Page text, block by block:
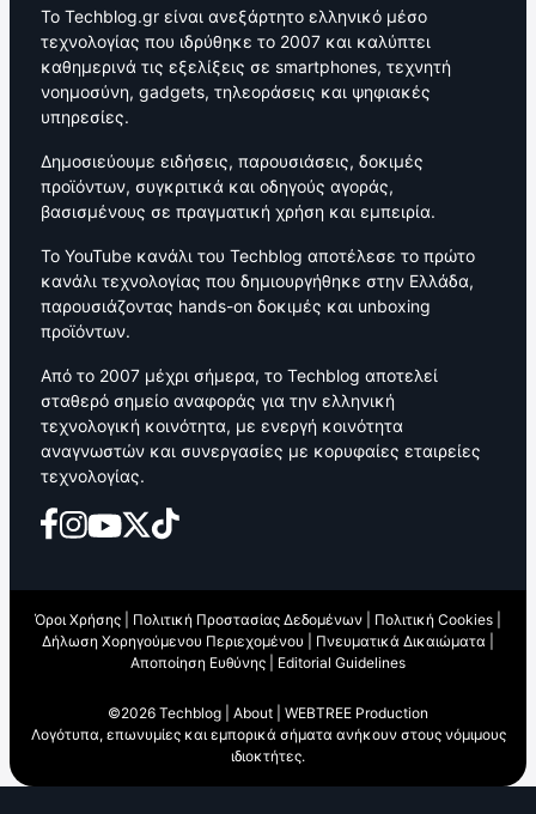
Το Techblog.gr είναι ανεξάρτητο ελληνικό μέσο
τεχνολογίας που ιδρύθηκε το 2007 και καλύπτει
καθημερινά τις εξελίξεις σε smartphones, τεχνητή
νοημοσύνη, gadgets, τηλεοράσεις και ψηφιακές
υπηρεσίες.
Δημοσιεύουμε ειδήσεις, παρουσιάσεις, δοκιμές
προϊόντων, συγκριτικά και οδηγούς αγοράς,
βασισμένους σε πραγματική χρήση και εμπειρία.
Το YouTube κανάλι του Techblog αποτέλεσε το πρώτο
κανάλι τεχνολογίας που δημιουργήθηκε στην Ελλάδα,
παρουσιάζοντας hands-on δοκιμές και unboxing
προϊόντων.
Από το 2007 μέχρι σήμερα, το Techblog αποτελεί
σταθερό σημείο αναφοράς για την ελληνική
τεχνολογική κοινότητα, με ενεργή κοινότητα
αναγνωστών και συνεργασίες με κορυφαίες εταιρείες
τεχνολογίας.
Όροι Χρήσης Πολιτική Προστασίας Δεδομένων Πολιτική Cookies
Δήλωση Χορηγούμενου Περιεχομένου
Πνευματικά Δικαιώματα
Αποποίηση Ευθύνης
Editorial Guidelines
©2026 Techblog | About
WEBTREE Production
Λογότυπα, επωνυμίες και εμπορικά σήματα ανήκουν στους νόμιμους
ιδιοκτήτες.